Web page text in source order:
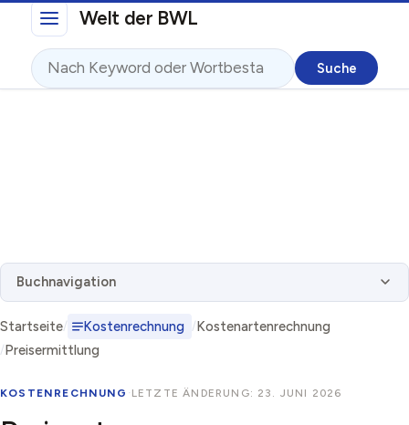
Direkt zum InhaltWelt der BWL
Suche
Buchnavigation
Startseite Kostenrechnung
Kostenartenrechnung
Preisermittlung
KOSTENRECHNUNG · LETZTE ÄNDERUNG: 23. JUNI 2026